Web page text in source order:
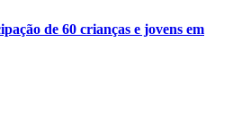
de 60 crianças e jovens em